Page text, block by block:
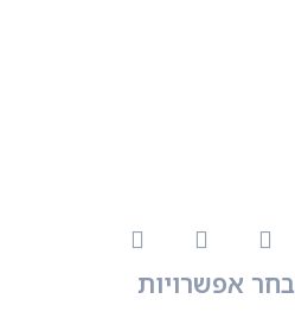
בחר אפשרויות